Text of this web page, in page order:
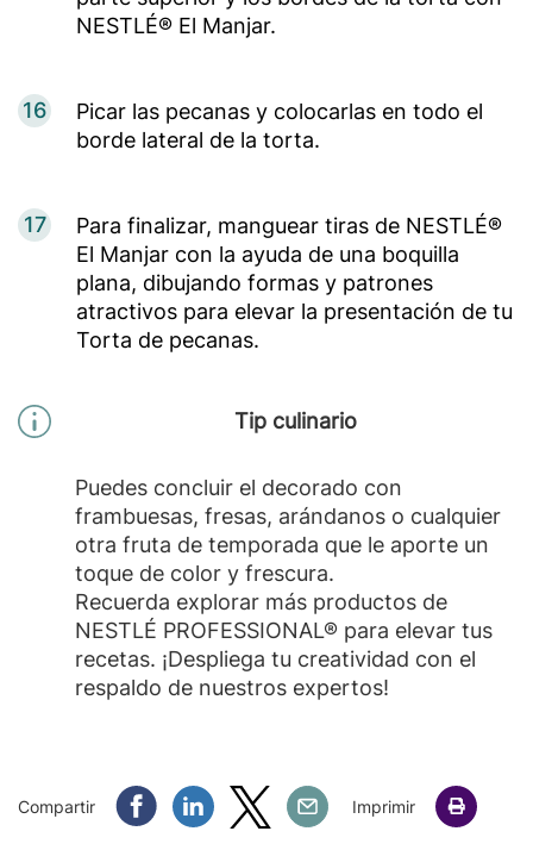
NESTLÉ® El Manjar.
16
Picar las pecanas y colocarlas en todo el
borde lateral de la torta.
17
Para finalizar, manguear tiras de NESTLÉ®
El Manjar con la ayuda de una boquilla
plana, dibujando formas y patrones
atractivos para elevar la presentación de tu
Torta de pecanas.
Tip culinario
Puedes concluir el decorado con
frambuesas, fresas, arándanos o cualquier
otra fruta de temporada que le aporte un
toque de color y frescura.
Recuerda explorar más productos de
NESTLÉ PROFESSIONAL® para elevar tus
recetas. ¡Despliega tu creatividad con el
respaldo de nuestros expertos!
Compartir Compartir Facebook
Compartir Linkedin
Compartir Twitter
Compartir Email
Imprimir